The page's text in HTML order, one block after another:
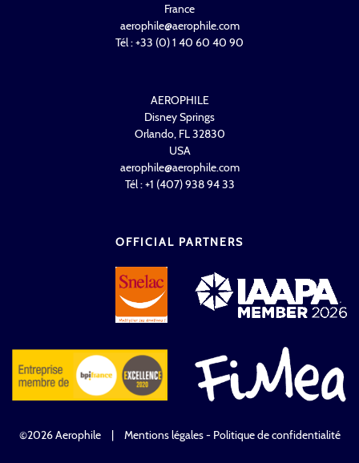
France
aerophile@aerophile.com
Tél : +33 (0) 1 40 60 40 90
AEROPHILE
Disney Springs
Orlando, FL 32830
USA
aerophile@aerophile.com
Tél : +1 (407) 938 94 33
OFFICIAL PARTNERS
©2026 Aerophile | Mentions légales - Politique de confidentialité